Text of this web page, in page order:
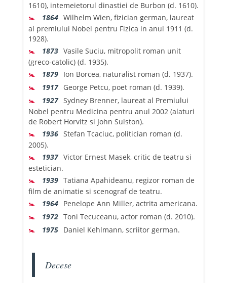
1610), intemeietorul dinastiei de Burbon (d. 1610).
🚼 1864 Wilhelm Wien, fizician german, laureat
al premiului Nobel pentru Fizica in anul 1911 (d.
1928).
🚼 1873 Vasile Suciu, mitropolit roman unit
(greco-catolic) (d. 1935).
🚼 1879 Ion Borcea, naturalist roman (d. 1937).
🚼 1917 George Petcu, poet roman (d. 1939).
🚼 1927 Sydney Brenner, laureat al Premiului
Nobel pentru Medicina pentru anul 2002 (alaturi
de Robert Horvitz si John Sulston).
🚼 1936 Stefan Tcaciuc, politician roman (d.
2005).
🚼 1937 Victor Ernest Masek, critic de teatru si
estetician.
🚼 1939 Tatiana Apahideanu, regizor roman de
film de animatie si scenograf de teatru.
🚼 1964 Penelope Ann Miller, actrita americana.
🚼 1972 Toni Tecuceanu, actor roman (d. 2010).
🚼 1975 Daniel Kehlmann, scriitor german.
Decese